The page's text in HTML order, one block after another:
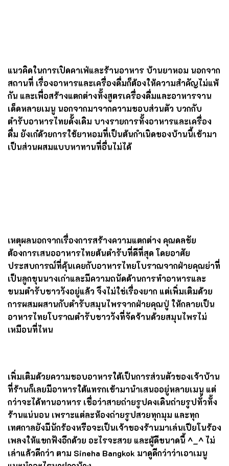
ประโยชน์ทุกพื้นที่ ห้องรับแขกใหญ่ปรับเป็นพื้นที่รับ
ประทานร้านอาหาร เด่นด้วยภาพวาดที่สะท้อนอดีตของบ้าน
หลังนี้ แอบกระซิบให้รู้กันทั่วเลยว่า เด็กน้อยในภาพที่ถูก
จูงมืออยู่นั้น คือคุณดลชัย เจ้าของบ้าน เจ้าของร้านคน
ปัจจุบันนี้เอง
กัน และเพื่อสร้างแตกต่างทั้งสูตรเครื่องดื่มและอาหารจาน
เด็ดหลายเมนู นอกจากมาจากความชอบส่วนตัว บวกกับ
ตำรับอาหารไทยดั้งเดิม บางรายการทั้งอาหารและเครื่อง
ดื่ม ยังเก๋ด้วยการใช้ยาหอมที่เป็นต้นกำเนิดของบ้านนี้เข้ามา
เป็นส่วนผสมแบบหาทานที่อื่นไม่ได้
เหตุผลนอกจากเรื่องการสร้างความแตกต่าง คุณดลชัย
ต้องการเสนออาหารไทยต้นตำรับที่ดีที่สุด โดยอาศัย
ประสบการณ์ที่คุ้นเคยกับอาหารไทยโบราณจากฝ่ายคุณย่าที่
เป็นลูกขุนนางเก่าและมีความถนัดด้านการทำอาหารและ
ขนมตำรับชาววังอยู่แล้ว จึงไม่ใช่เรื่องยาก แต่เพิ่มเติมด้วย
การผสมผสานกับตำรับสมุนไพรจากฝ่ายคุณปู่ ให้กลายเป็น
อาหารไทยโบราณตำรับชาววังที่จัดจ้านด้วยสมุนไพรไม่